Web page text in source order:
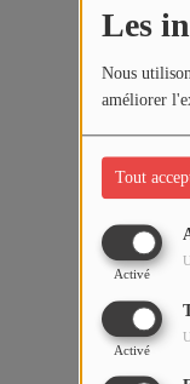
Les
Nous
améliorer
Tout
Activé
Activé